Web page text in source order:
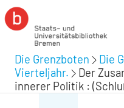
Die Grenzboten Die
Vierteljahr.
Der
innerer Politik :